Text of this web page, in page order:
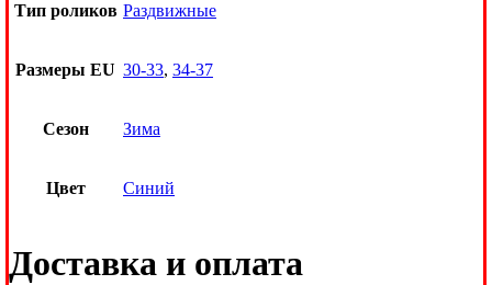
Тип роликов Раздвижные
Размеры EU 30-33, 34-37
Сезон Зима
Цвет Синий
Доставка и оплата